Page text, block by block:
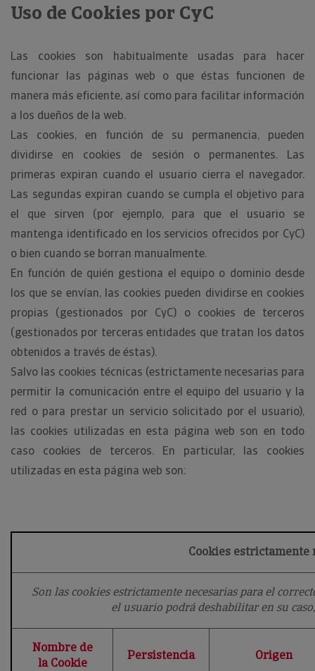
Uso de Cookies por CyC
Las cookies son habitualmente usadas para hacer
funcionar las páginas web o que éstas funcionen de
manera más eficiente, así como para facilitar información
a los dueños de la web.
Las cookies, en función de su permanencia, pueden
dividirse en cookies de sesión o permanentes. Las
primeras expiran cuando el usuario cierra el navegador.
Las segundas expiran cuando se cumpla el objetivo para
el que sirven (por ejemplo, para que el usuario se
mantenga identificado en los servicios ofrecidos por CyC)
o bien cuando se borran manualmente.
En función de quién gestiona el equipo o dominio desde
los que se envían, las cookies pueden dividirse en cookies
propias (gestionados por CyC) o cookies de terceros
(gestionados por terceras entidades que tratan los datos
obtenidos a través de éstas).
Salvo las cookies técnicas (estrictamente necesarias para
permitir la comunicación entre el equipo del usuario y la
red o para prestar un servicio solicitado por el usuario),
las cookies utilizadas en esta página web son en todo
caso cookies de terceros. En particular, las cookies
utilizadas en esta página web son:
Cookies estrictamente
Son las cookies estrictamente necesarias para el
el usuario podrá deshabilitar en su
Nombre de
la Cookie
Persistencia Origen